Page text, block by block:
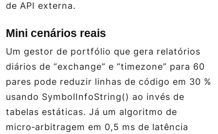
de API externa.
Mini cenários reais
Um gestor de portfólio que gera relatórios
diários de “exchange” e “timezone” para 60
pares pode reduzir linhas de código em 30 %
usando SymbolInfoString() ao invés de
tabelas estáticas. Já um algoritmo de
micro‑arbitragem em 0,5 ms de latência